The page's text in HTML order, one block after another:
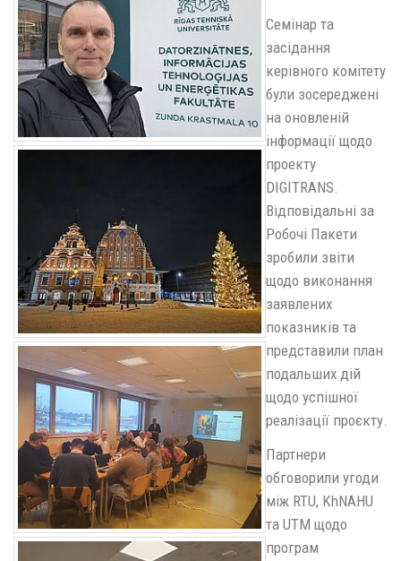
Семінар та
засідання
керівного комітету
були зосереджені
на оновленій
інформації щодо
проекту
DIGITRANS.
Відповідальні за
Робочі Пакети
зробили звіти
щодо виконання
заявлених
показників та
представили план
подальших дій
щодо успішної
реалізації проєкту.
Партнери
обговорили угоди
між RTU, KhNAHU
та UTM щодо
програм